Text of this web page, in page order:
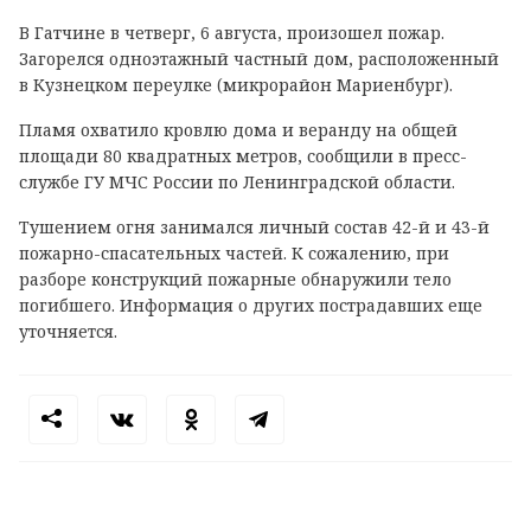
В Гатчине в четверг, 6 августа, произошел пожар.
Загорелся одноэтажный частный дом, расположенный
в Кузнецком переулке (микрорайон Мариенбург).
Пламя охватило кровлю дома и веранду на общей
площади 80 квадратных метров, сообщили в пресс-
службе ГУ МЧС России по Ленинградской области.
Тушением огня занимался личный состав 42-й и 43-й
пожарно-спасательных частей. К сожалению, при
разборе конструкций пожарные обнаружили тело
погибшего. Информация о других пострадавших еще
уточняется.